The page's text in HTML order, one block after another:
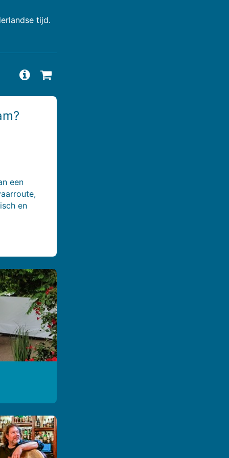
tijd.
een
en
Vragen en antwoorden bekijken
Beschikbaarheid aanvragen